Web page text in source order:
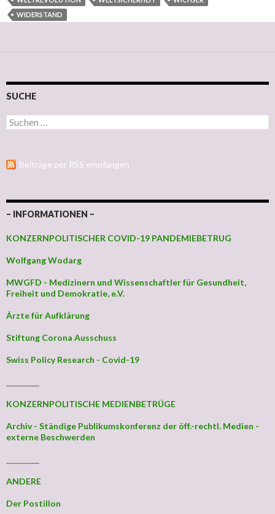
WIDERSTAND
SUCHE
Suchen nach:
Beiträge per RSS empfangen
– INFORMATIONEN –
KONZERNPOLITISCHER COVID-19 PANDEMIEBETRUG
Wolfgang Wodarg
MWGFD - Medizinern und Wissenschaftler für Gesundheit,
Freiheit und Demokratie, e.V.
Ärzte für Aufklärung
Stiftung Corona Ausschuss
Swiss Policy Research - Covid-19
KONZERNPOLITISCHE MEDIENBETRÜGE
Archiv - Ständige Publikumskonferenz der öff.-rechtl. Medien -
externe Beschwerden
ANDERE
Der Postillon